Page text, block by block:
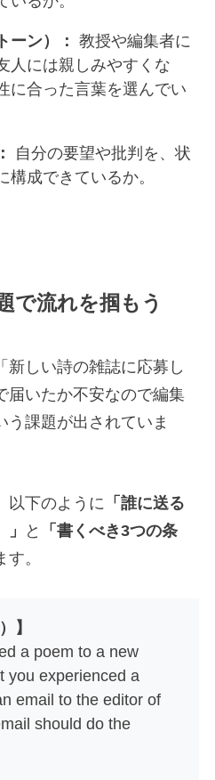
ーン）： 教授や編集者に
人には親しみやすくな
に合った言葉を選んでい
自分の要望や批判を、状
構成できているか。
で流れを掴もう
新しい詩の雑誌に応募し
届いたか不安なので編集
う課題が出されていま
以下のように 「誰に送る
と
「書くべき3つの条
。
】
a poem to a new
you experienced a
email to the editor of
should do the